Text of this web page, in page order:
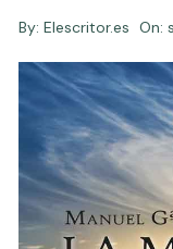
By: Elescritor.es On: